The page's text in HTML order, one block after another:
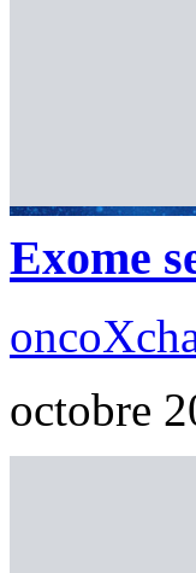
Exome
octobre